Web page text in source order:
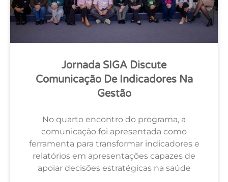
Jornada SIGA Discute
Comunicação De Indicadores Na
Gestão
No quarto encontro do programa, a
comunicação foi apresentada como
ferramenta para transformar indicadores e
relatórios em apresentações capazes de
apoiar decisões estratégicas na saúde